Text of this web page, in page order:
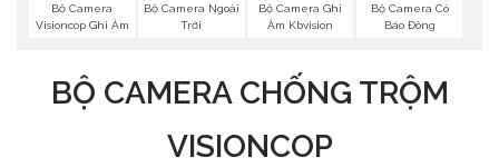
Bộ Camera
Visioncop Ghi Âm
Bộ Camera Ngoài
Trời
Bộ Camera Ghi
Âm Kbvision
Bộ Camera Có
Báo Đông
BỘ CAMERA CHỐNG TRỘM
VISIONCOP